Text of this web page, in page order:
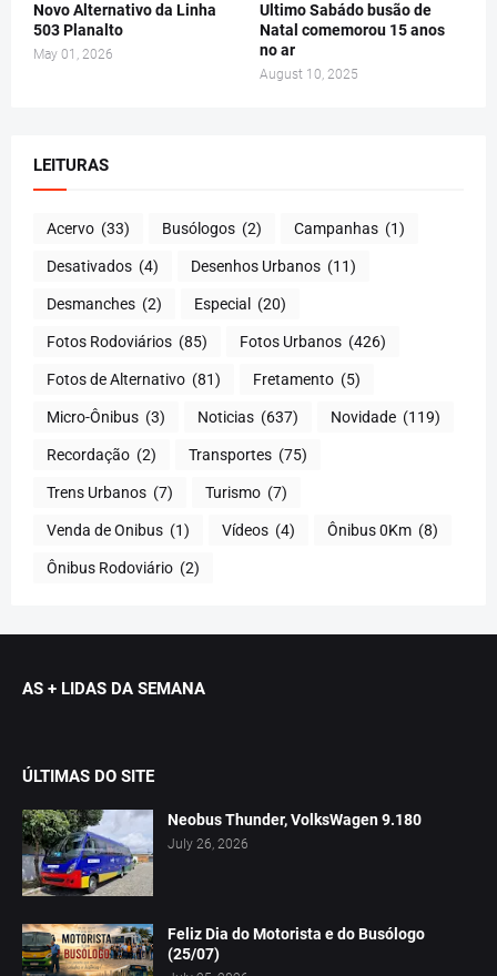
Novo Alternativo da Linha
503 Planalto
May 01, 2026
Ultimo Sabádo busão de
Natal comemorou 15 anos
no ar
August 10, 2025
LEITURAS
Acervo (33) Busólogos (2) Campanhas (1)
Desativados (4) Desenhos Urbanos (11)
Desmanches (2) Especial (20)
Fotos Rodoviários (85) Fotos Urbanos (426)
Fotos de Alternativo (81) Fretamento (5)
Micro-Ônibus (3) Noticias (637) Novidade (119)
Recordação (2) Transportes (75)
Trens Urbanos (7) Turismo (7)
Venda de Onibus (1) Vídeos (4) Ônibus 0Km (8)
Ônibus Rodoviário (2)
AS + LIDAS DA SEMANA
ÚLTIMAS DO SITE
Neobus Thunder, VolksWagen 9.180
July 26, 2026
Feliz Dia do Motorista e do Busólogo
(25/07)